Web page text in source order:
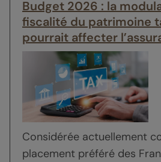
Budget 2026 : la
fiscalité du patrimoine
pourrait affecter
Considérée actuellement
placement préféré des